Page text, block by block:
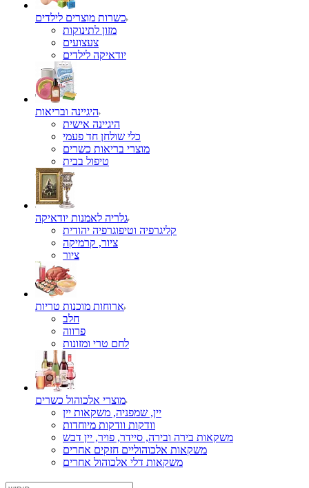
כשרות מוצרים לילדים
מזון לתינוקות
צעצועים
יודאיקה לילדים
היגיינה ובריאות
היגיינה אישית
כלי שולחן חד פעמי
מוצרי בריאות כשרים
טיפול בבית
גלריה לאמנות יודאיקה
קליגרפיה וטיפוגרפיה יהודית
ציור, קרמיקה
ציור
ארוחות מוכנות טריות
חלב
פרווה
לחם טרי ומזונות
מוצרי אלכוהול כשרים
יין, שמפניה, משקאות יין
וודקות וודקות מיוחדות
משקאות בירה ובירה, סיידר, פויר, יין דבש
משקאות אלכוהוליים חזקים אחרים
משקאות דלי אלכוהול אחרים